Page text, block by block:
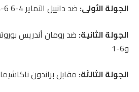
الجولة الأولى: ضد دانييل التماير 4-6 6-4 4-6 6-1 7-6(7)
الجولة الثانية:
و6-1
الجولة الثالثة: مقابل براندون ناكاشيما 5-7 6-1 7-6(4) 7-6(1)